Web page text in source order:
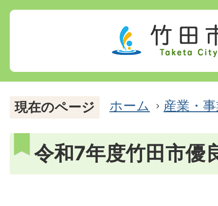
現在のページ ホーム 産業・
令和7年度竹田市優